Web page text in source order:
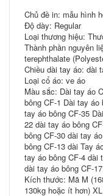
Chủ đề in: mẫu hình
Độ dày: Regular
Loại thương hiệu:
Thành phần nguyên
terephthalate
Chiều dài tay áo: dài
Loại cổ áo: ve áo
Màu sắc: Dài tay áo
bông CF-1 Dài tay áo
tay áo bông CF-35
22 dài tay áo bông
bông CF-30 dài tay
bông CF-13 dài Tay
tay áo bông CF-4 dài
dài tay áo bông CF-
Kích thước: Mã M
130kg hoặc ít hơn)